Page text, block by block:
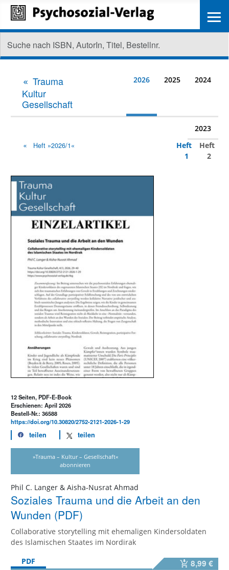
Trauma
Kultur
Gesellschaft
2026 2025 2024
2023
Heft »2026/1«
Heft
1
Heft
2
12 Seiten, PDF-E-Book
Erschienen: April 2026
Bestell-Nr.: 36588
https://doi.org/10.30820/2752-2121-2026-1-29
teilen teilen
»Trauma – Kultur – Gesellschaft«
abonnieren
Phil C. Langer & Aisha-Nusrat Ahmad
Soziales Trauma und die Arbeit an den
Wunden (PDF)
Collaborative storytelling mit ehemaligen Kindersoldaten
des Islamischen Staates im Nordirak
PDF
8,99 €
≡